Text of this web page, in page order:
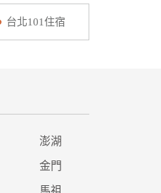
台北101住宿
澎湖
金門
馬祖